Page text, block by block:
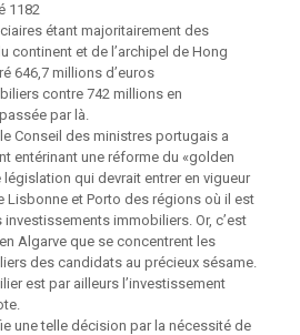
1182
étant majoritairement des
continent et de l’archipel de Hong
646,7 millions d’euros
contre 742 millions en
par là.
Conseil des ministres portugais a
entérinant une réforme du «golden
qui devrait entrer en vigueur
Lisbonne et Porto des régions où il est
immobiliers. Or, c’est
Algarve que se concentrent les
des candidats au précieux sésame.
est par ailleurs l’investissement
une telle décision par la nécessité de